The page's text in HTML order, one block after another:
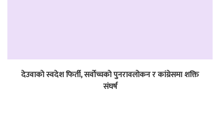
देउवाको स्वदेश फिर्ती, सर्वोच्चको पुनरावलोकन र कांग्रेसमा शक्ति
संघर्ष